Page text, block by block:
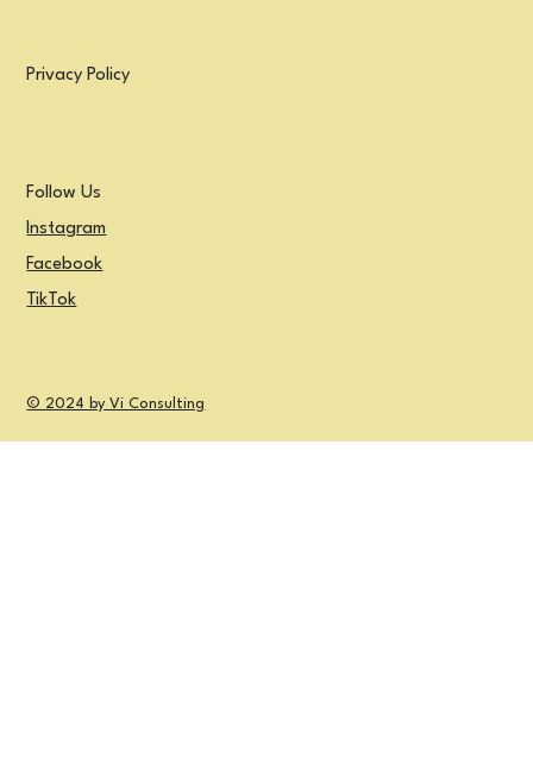
Privacy Policy
Follow Us
Instagram
Facebook
TikTok
© 2024 by Vi Consulting